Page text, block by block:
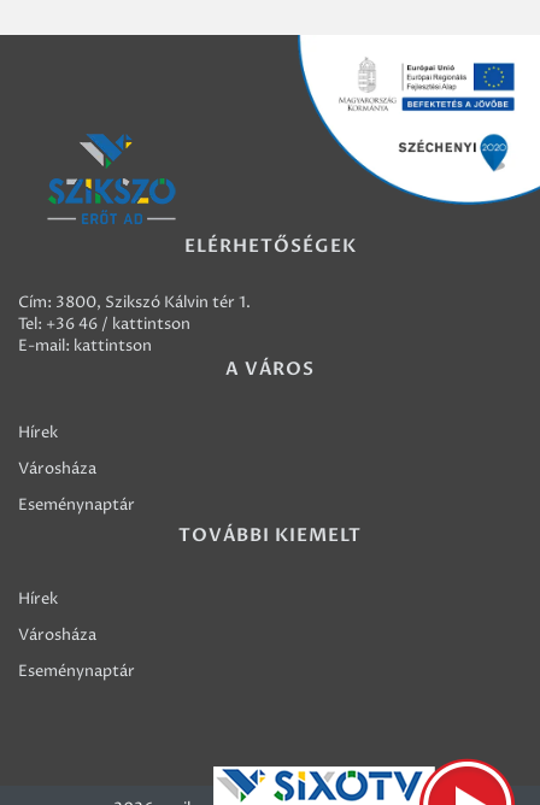
ELÉRHETŐSÉGEK
Cím: 3800, Szikszó Kálvin tér 1.
Tel: +36 46 / kattintson
E-mail: kattintson
A VÁROS
Hírek
Városháza
Eseménynaptár
TOVÁBBI KIEMELT
Hírek
Városháza
Eseménynaptár